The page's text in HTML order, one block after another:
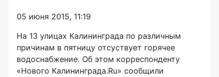
05 июня 2015, 11:19
На 13 улицах Калининграда по различным
причинам в пятницу отсуствует горячее
водоснабжение. Об этом корреспонденту
«Нового Калининграда.Ru» сообщили